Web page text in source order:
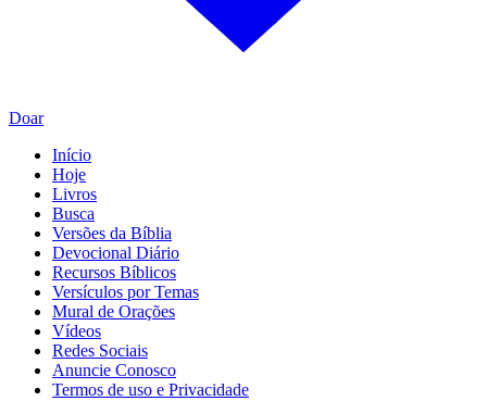
Doar
Início
Hoje
Livros
Busca
Versões da Bíblia
Devocional Diário
Recursos Bíblicos
Versículos por Temas
Mural de Orações
Vídeos
Redes Sociais
Anuncie Conosco
Termos de uso e Privacidade